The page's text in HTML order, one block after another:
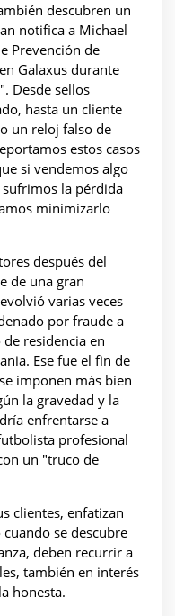
descubren un
notifica a Michael
Prevención de
Galaxus durante
Desde sellos
hasta un cliente
un reloj falso de
estos casos
si vendemos algo
la pérdida
minimizarlo
después del
de una gran
varias veces
por fraude a
residencia en
Ese fue el fin de
imponen más bien
la gravedad y la
enfrentarse a
profesional
un "truco de
clientes, enfatizan
se descubre
deben recurrir a
también en interés
honesta.